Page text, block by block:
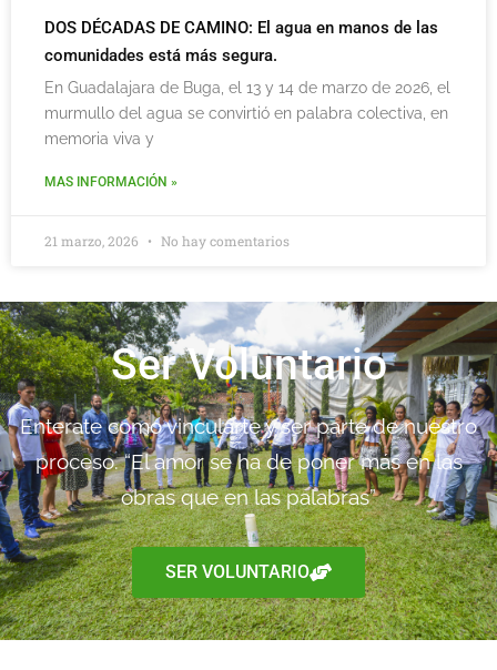
DOS DÉCADAS DE CAMINO: El agua en manos de las
comunidades está más segura.
En Guadalajara de Buga, el 13 y 14 de marzo de 2026, el
murmullo del agua se convirtió en palabra colectiva, en
memoria viva y
MAS INFORMACIÓN »
21 marzo, 2026 No hay comentarios
Ser Voluntario
Enterate como vincularte y ser parte de nuestro
proceso. “El amor se ha de poner más en las
obras que en las palabras”
SER VOLUNTARIO